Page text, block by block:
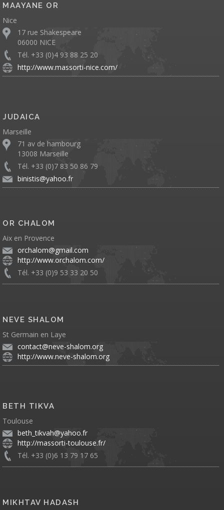
MAAYANE OR
Nice
17 rue Shakespeare
06000 NICE
Tél. +33 (0)4 93 88 25 20
http://www.massorti-nice.com/
JUDAICA
Marseille
71 av de hambourg
13008 Marseille
Tél. +33 (0)7 83 50 86 79
binistis@yahoo.fr
OR CHALOM
Aix en Provence
orchalom@gmail.com
http://www.orchalom.com/
Tél. +33 (0)9 53 33 20 50
NEVE SHALOM
St Germain en Laye
contact@neve-shalom.org
http://www.neve-shalom.org
BETH TIKVA
Toulouse
beth_tikvah@yahoo.fr
http://massorti-toulouse.fr/
Tél. +33 (0)6 13 79 17 65
MIKHTAV HADASH